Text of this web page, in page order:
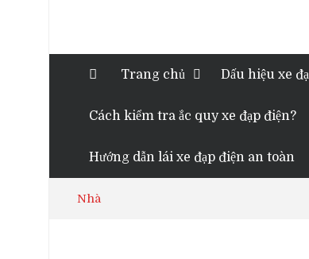
Trang chủ Dấu hiệu xe
Cách kiểm tra ắc quy xe đạp điện?
Hướng dẫn lái xe đạp điện an toàn
Nhà